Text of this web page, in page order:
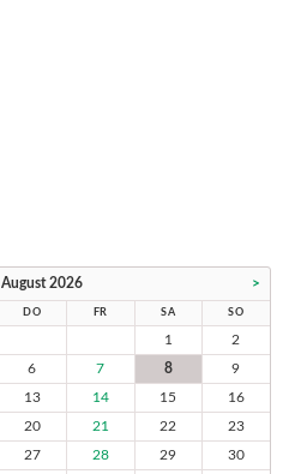
August 2026 >
DO FR SA SO
1
2
6 7 8
9
13 14 15
16
20 21 22
23
27 28 29
30